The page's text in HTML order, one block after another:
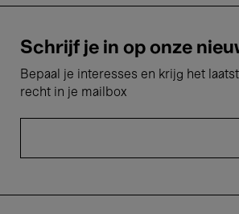
Schrijf je in op onze
Bepaal je interesses en krijg het
recht in je mailbox